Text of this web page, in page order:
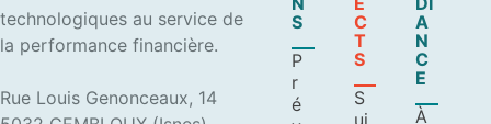
technologiques au service de
la performance financière.
Rue Louis Genonceaux, 14
S
P
r
é
C
T
S
S
A
N
C
E
À